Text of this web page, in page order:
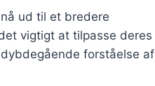
ud til et bredere
vigtigt at tilpasse deres
forståelse af